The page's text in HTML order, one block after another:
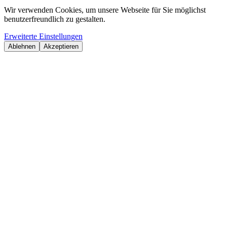
Wir verwenden Cookies, um unsere Webseite für Sie möglichst
benutzerfreundlich zu gestalten.
Erweiterte Einstellungen
Ablehnen Akzeptieren